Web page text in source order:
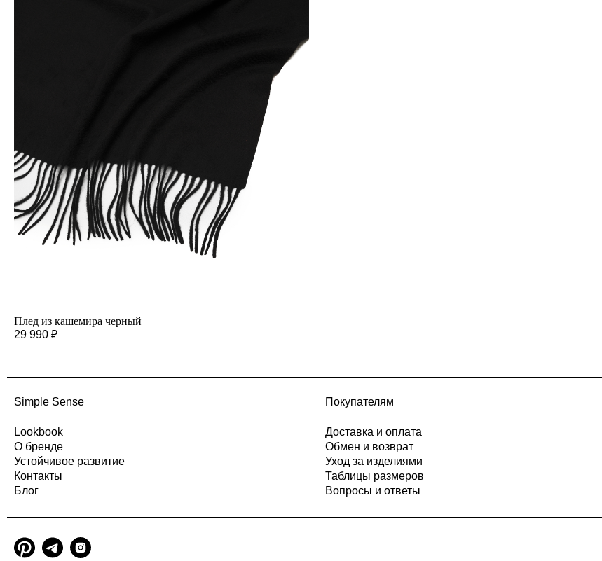
Плед из кашемира черный
29 990 ₽
Simple Sense Покупателям
Lookbook
О бренде
Устойчивое развитие
Контакты
Блог
Доставка и оплата
Обмен и возврат
Уход за изделиями
Таблицы размеров
Вопросы и ответы